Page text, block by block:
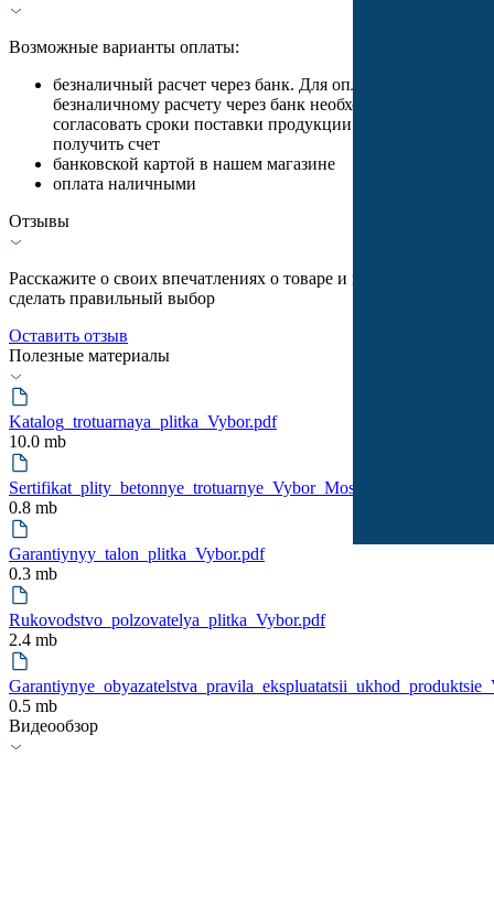
Возможные варианты оплаты:
безналичный расчет через банк. Для оплаты по
безналичному расчету через банк необходимо
согласовать сроки поставки продукции с менеджером и
получить счет
банковской картой в нашем магазине
оплата наличными
Отзывы
Расскажите о своих впечатлениях о товаре и помогите другим
сделать правильный выбор
Оставить отзыв
Полезные материалы
Katalog_trotuarnaya_plitka_Vybor.pdf
10.0 mb
Sertifikat_plity_betonnye_trotuarnye_Vybor_Moskva-.pdf
0.8 mb
Garantiynyy_talon_plitka_Vybor.pdf
0.3 mb
Rukovodstvo_polzovatelya_plitka_Vybor.pdf
2.4 mb
0.5 mb
Видеообзор